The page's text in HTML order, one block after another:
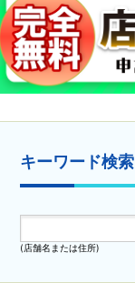
キーワード検索
(店舗名または住所)